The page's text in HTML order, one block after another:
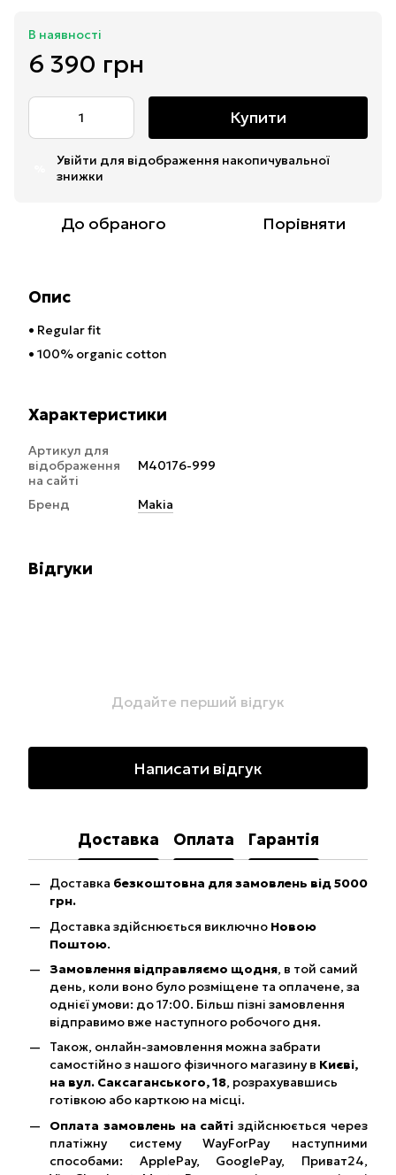
В наявності
6 390 грн
Купити
Увійти для відображення накопичувальної
знижки
До обраного Порівняти
Опис
• Regular fit
• 100% organic cotton
Характеристики
Артикул для
відображення
на сайті
M40176-999
Бренд Makia
Відгуки
Додайте перший відгук
Написати відгук
Доставка Оплата Гарантія
Доставка безкоштовна для замовлень від 5000
грн.
Доставка здійснюється виключно Новою
Поштою.
Замовлення відправляємо щодня, в той самий
день, коли воно було розміщене та оплачене, за
однієї умови: до 17:00. Більш пізні замовлення
відправимо вже наступного робочого дня.
Також, онлайн-замовлення можна забрати
самостійно з нашого фізичного магазину в Києві,
на вул. Саксаганського, 18, розрахувавшись
готівкою або карткою на місці.
Оплата замовлень на сайтіздійснюється через
платіжну систему WayForPay наступними
способами: ApplePay, GooglePay, Приват24,